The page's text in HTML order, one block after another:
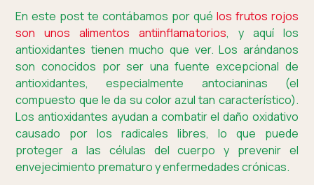
En este post te contábamos por qué los frutos rojos
son unos alimentos antiinflamatorios, y aquí los
antioxidantes tienen mucho que ver. Los arándanos
son conocidos por ser una fuente excepcional de
antioxidantes, especialmente antocianinas (el
compuesto que le da su color azul tan característico).
Los antioxidantes ayudan a combatir el daño oxidativo
causado por los radicales libres, lo que puede
proteger a las células del cuerpo y prevenir el
envejecimiento prematuro y enfermedades crónicas.